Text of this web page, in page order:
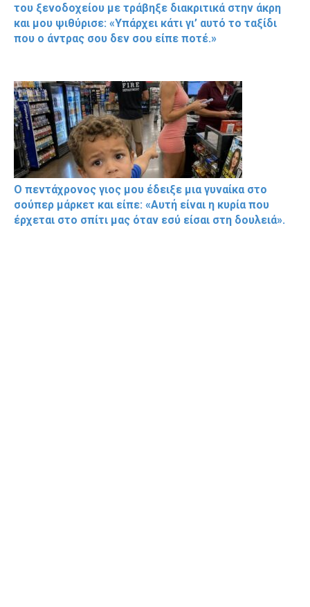
του ξενοδοχείου με τράβηξε διακριτικά στην άκρη
και μου ψιθύρισε: «Υπάρχει κάτι γι’ αυτό το ταξίδι
που ο άντρας σου δεν σου είπε ποτέ.»
Ο πεντάχρονος γιος μου έδειξε μια γυναίκα στο
σούπερ μάρκετ και είπε: «Αυτή είναι η κυρία που
έρχεται στο σπίτι μας όταν εσύ είσαι στη δουλειά».